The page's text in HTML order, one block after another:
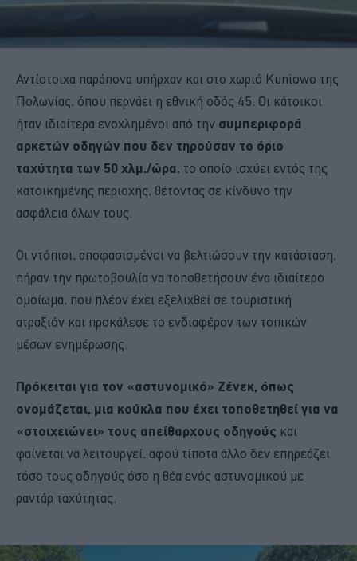
Αντίστοιχα παράπονα υπήρχαν και στο χωριό Kuniowo της
Πολωνίας, όπου περνάει η εθνική οδός 45. Οι κάτοικοι
ήταν ιδιαίτερα ενοχλημένοι από την συμπεριφορά
αρκετών οδηγών που δεν τηρούσαν το όριο
ταχύτητα των 50 χλμ./ώρα, το οποίο ισχύει εντός της
κατοικημένης περιοχής, θέτοντας σε κίνδυνο την
ασφάλεια όλων τους.
Οι ντόπιοι, αποφασισμένοι να βελτιώσουν την κατάσταση,
πήραν την πρωτοβουλία να τοποθετήσουν ένα ιδιαίτερο
ομοίωμα, που πλέον έχει εξελιχθεί σε τουριστική
ατραξιόν και προκάλεσε το ενδιαφέρον των τοπικών
μέσων ενημέρωσης.
Πρόκειται για τον «αστυνομικό» Ζένεκ, όπως
ονομάζεται, μια κούκλα που έχει τοποθετηθεί για να
«στοιχειώνει» τους απείθαρχους οδηγούς και
φαίνεται να λειτουργεί, αφού τίποτα άλλο δεν επηρεάζει
τόσο τους οδηγούς όσο η θέα ενός αστυνομικού με
ραντάρ ταχύτητας.